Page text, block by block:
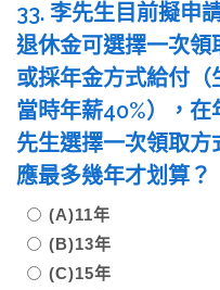
33. 李先生目前擬申
退休金可選擇一次領
或採年金方式給付
當時年薪40%），
先生選擇一次領取
應最多幾年才划算？
(A)11年
(B)13年
(C)15年